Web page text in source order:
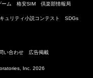
ーム 格安SIM 倶楽部情報局
ュリティ小説コンテスト SDGs
い合わせ 広告掲載
Inc. 2026